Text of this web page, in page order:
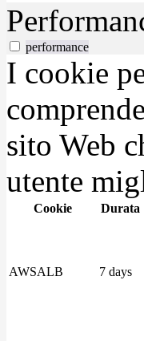
performance
I cookie
sito Web
utente
Cookie Durata
AWSALB 7 days